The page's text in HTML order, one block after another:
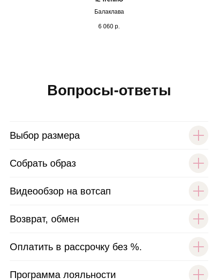
Балаклава
6 060 р.
Вопросы-ответы
Выбор размера
Собрать образ
Видеообзор на вотсап
Возврат, обмен
Оплатить в рассрочку без %.
Программа лояльности